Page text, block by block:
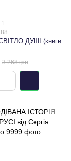
1
ДУШІ (книги
3 268 грн